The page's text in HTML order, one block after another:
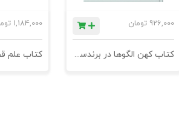
926,000 تومان
کتاب کهن الگوها در برندسازی - ابزاری برای خلاقها و استراتژیست ها
1,184,000